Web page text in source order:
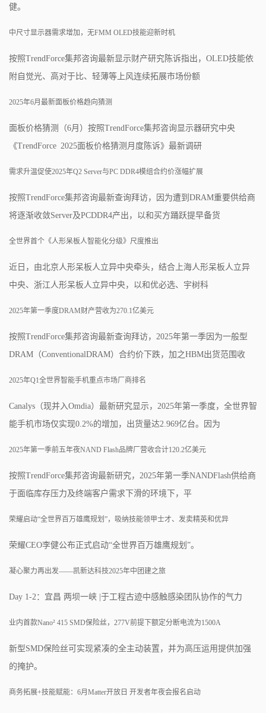
健。
中尺寸显示器需求增加，无FMM OLED技能迎新时机
按照TrendForce集邦咨询最新显示财产研究陈诉指出，OLED技能依
附自觉光、高对于比、轻薄等上风连续拓展市场份额
2025年6月最新面板价格趋向猜测
面板价格猜测（6月）按照TrendForce集邦咨询显示器研究中央
《TrendForce 2025面板价格猜测月度陈诉》最新调研
需求升温促使2025年Q2 Server与PC DDR4模组合约价涨幅扩展
按照TrendForce集邦咨询最新查询拜访，因为遭到DRAM重要供给商
将逐渐收敛Server及PCDDR4产出，以和买方踊跃提早备货
全世界首个《人形呆板人智能化分级》尺度推出
近日，由北京人形呆板人立异中央牵头，结合上海人形呆板人立异
中央、浙江人形呆板人立异中央，以和优必选、宇树科
2025年第一季度DRAM财产营收为270.1亿美元
按照TrendForce集邦咨询最新查询拜访，2025年第一季因为一般型
DRAM（ConventionalDRAM）合约价下跌，加之HBM出货范围收
2025年Q1全世界智能手机重点市场厂商排名
Canalys（现并入Omdia）最新研究显示，2025年第一季度，全世界智
能手机市场仅实现0.2%的增加，出货量达2.969亿台。因为
2025年第一季前五年夜NAND Flash品牌厂营收合计120.2亿美元
按照TrendForce集邦咨询最新研究，2025年第一季NANDFlash供给商
于面临库存压力及终端客户需求下滑的环境下，平
荣耀启动“全世界百万雄鹰规划”，吸纳技能领甲士才、发卖精英和优异
荣耀CEO李健公布正式启动“全世界百万雄鹰规划”。
凝心聚力再出发——凯新达科技2025年中团建之旅
Day 1-2：宜昌 两坝一峡 |于工程古迹中感触感染团队协作的气力
业内首款Nano² 415 SMD保险丝，277V前提下额定分断电流为1500A
新型SMD保险丝可实现紧凑的全主动装置，并为高压运用提供加强
的掩护。
商务拓展+技能赋能：6月Matter开放日 开发者年夜会报名启动